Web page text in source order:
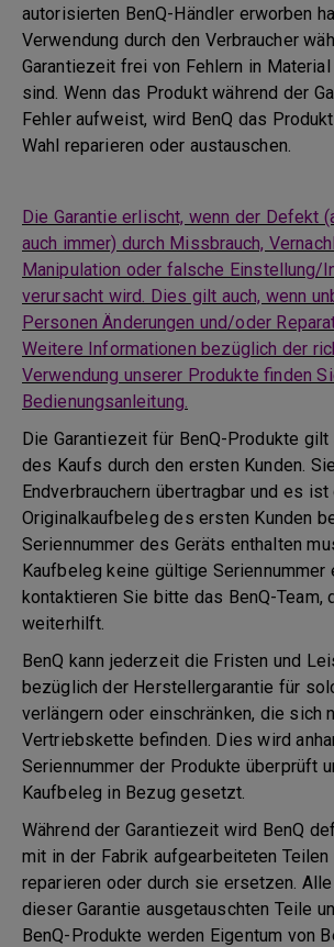
autorisierten BenQ-Händler erworben
Verwendung durch den Verbraucher
Garantiezeit frei von Fehlern in Material
sind. Wenn das Produkt während der
Fehler aufweist, wird BenQ das
Wahl reparieren oder austauschen.
Die Garantie erlischt, wenn der Defekt
auch immer) durch Missbrauch,
Manipulation oder falsche Einstellung/
verursacht wird. Dies gilt auch, wenn
Personen Änderungen und/oder
Weitere Informationen bezüglich der
Verwendung unserer Produkte finden
Bedienungsanleitung.
Die Garantiezeit für BenQ-Produkte gilt
des Kaufs durch den ersten Kunden.
Endverbrauchern übertragbar und es ist
Originalkaufbeleg des ersten Kunden
Seriennummer des Geräts enthalten
Kaufbeleg keine gültige Seriennummer
kontaktieren Sie bitte das BenQ-Team,
weiterhilft.
BenQ kann jederzeit die Fristen und
bezüglich der Herstellergarantie für
verlängern oder einschränken, die sich
Vertriebskette befinden. Dies wird
Seriennummer der Produkte überprüft
Kaufbeleg in Bezug gesetzt.
Während der Garantiezeit wird BenQ
mit in der Fabrik aufgearbeiteten Teilen
reparieren oder durch sie ersetzen. Alle
dieser Garantie ausgetauschten Teile
BenQ-Produkte werden Eigentum von